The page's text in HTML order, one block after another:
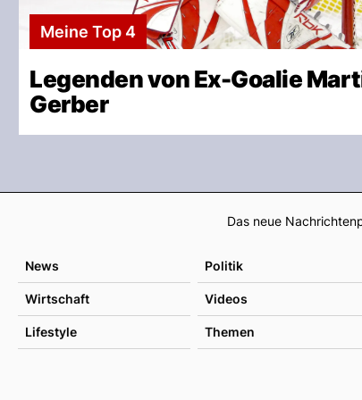
Meine Top 4
Legenden von Ex-Goalie
Gerber
Das neue
News Politik
Wirtschaft Videos
Lifestyle Themen